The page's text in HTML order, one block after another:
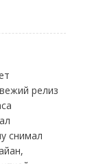
релиз
снимал